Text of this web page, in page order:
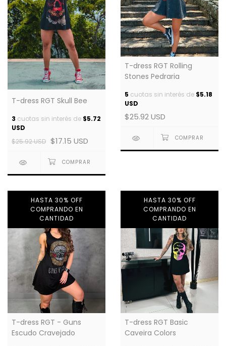
T-dress RGT Skull Bee
3 cuotas sin interés de $5.72
USD
$25.92 USD $17.15 USD
T-dress RGT Rolling
Stones Pedraria
5 cuotas sin interés de $5.18
USD
$25.92 USD
HASTA 30% OFF
COMPRANDO EN
CANTIDAD
T-dress RGT - Guns
Escudo Cravejado
HASTA 30% OFF
COMPRANDO EN
CANTIDAD
T-dress RGT Basic
Caveira Colors